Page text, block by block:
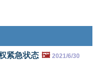
紧急状态 🖼️ 2021/6/30